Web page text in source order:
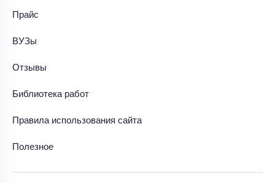
Прайс
ВУЗы
Отзывы
Библиотека работ
Правила использования сайта
Полезное